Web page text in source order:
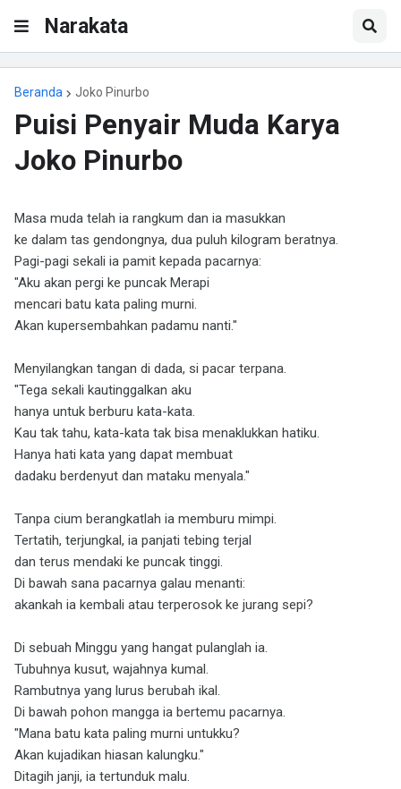
Narakata
Beranda Joko Pinurbo
Puisi Penyair Muda Karya
Joko Pinurbo
Masa muda telah ia rangkum dan ia masukkan
ke dalam tas gendongnya, dua puluh kilogram beratnya.
Pagi-pagi sekali ia pamit kepada pacarnya:
"Aku akan pergi ke puncak Merapi
mencari batu kata paling murni.
Akan kupersembahkan padamu nanti."
Menyilangkan tangan di dada, si pacar terpana.
"Tega sekali kautinggalkan aku
hanya untuk berburu kata-kata.
Kau tak tahu, kata-kata tak bisa menaklukkan hatiku.
Hanya hati kata yang dapat membuat
dadaku berdenyut dan mataku menyala."
Tanpa cium berangkatlah ia memburu mimpi.
Tertatih, terjungkal, ia panjati tebing terjal
dan terus mendaki ke puncak tinggi.
Di bawah sana pacarnya galau menanti:
akankah ia kembali atau terperosok ke jurang sepi?
Di sebuah Minggu yang hangat pulanglah ia.
Tubuhnya kusut, wajahnya kumal.
Rambutnya yang lurus berubah ikal.
Di bawah pohon mangga ia bertemu pacarnya.
"Mana batu kata paling murni untukku?
Akan kujadikan hiasan kalungku."
Ditagih janji, ia tertunduk malu.